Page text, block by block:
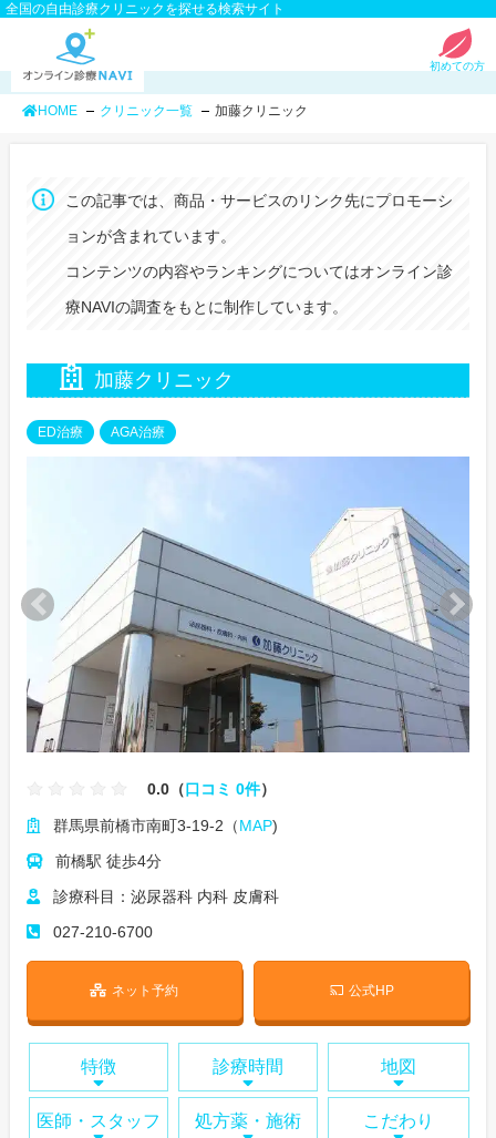
全国の自由診療クリニックを探せる検索サイト
初めての方
HOME クリニック一覧 加藤クリニック
この記事では、商品・サービスのリンク先にプロモーシ
ョンが含まれています。
コンテンツの内容やランキングについてはオンライン診
療NAVIの調査をもとに制作しています。
加藤クリニック
ED治療 AGA治療
0.0（口コミ 0件）
群馬県前橋市南町3-19-2（MAP)
前橋駅 徒歩4分
診療科目：泌尿器科 内科 皮膚科
027-210-6700
ネット予約 公式HP
特徴 診療時間 地図
医師・スタッフ 処方薬・施術 こだわり